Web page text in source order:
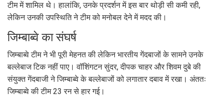
टीम में शामिल थे। हालांकि, उनके प्रदर्शन में इस बार थोड़ी सी कमी रही,
लेकिन उनकी उपस्थिति ने टीम को मनोबल देने में मदद की।
जिम्बाब्वे का संघर्ष
जिम्बाब्वे टीम ने भी पूरी मेहनत की लेकिन भारतीय गेंदबाजों के सामने उनके
बल्लेबाज टिक नहीं पाए। वॉशिंगटन सुंदर, दीपक चाहर और शिवम दुबे की
संयुक्त गेंदबाजी ने जिम्बाब्वे के बल्लेबाजों को लगातार दबाव में रखा। अंततः
जिम्बाब्वे की टीम 23 रन से हार गई।